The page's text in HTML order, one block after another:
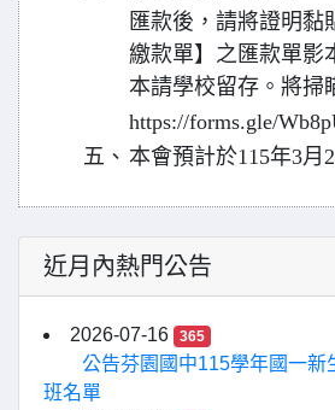
匯款後，請將證明
繳款單】之匯款單影
本請學校留存。將掃
https://forms.gle/
五、 本會預計於115年3月
近月內熱門公告
2026-07-16 365
公告芬園國中115學年國一新
班名單